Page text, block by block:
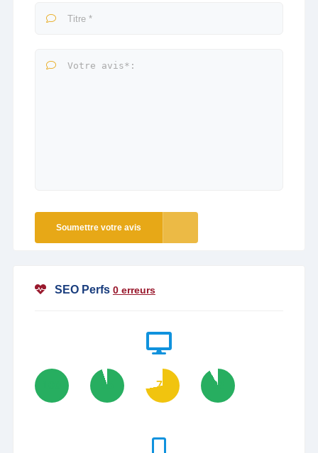
Soumettre votre avis
SEO Perfs 0 erreurs
95 72 92